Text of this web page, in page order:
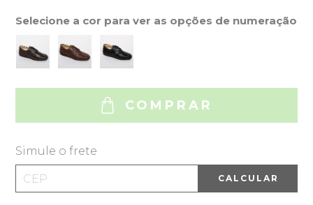
Selecione a cor para ver as opções de numeração
COMPRAR
Simule o frete
CALCULAR